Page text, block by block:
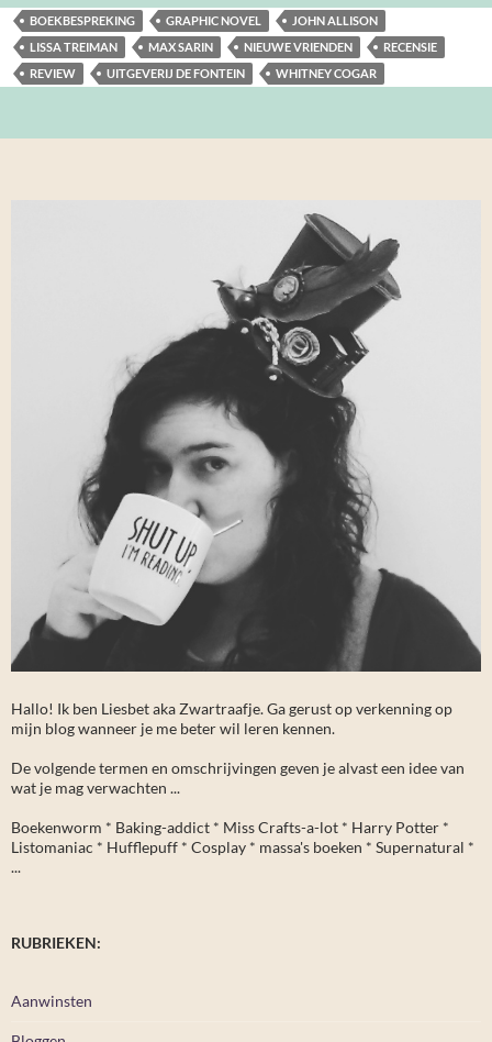
BOEKBESPREKING GRAPHIC NOVEL
JOHN ALLISON
LISSA TREIMAN
MAX SARIN NIEUWE VRIENDEN
RECENSIE
REVIEW
UITGEVERIJ DE FONTEIN WHITNEY COGAR
Hallo! Ik ben Liesbet aka Zwartraafje. Ga gerust op verkenning op
mijn blog wanneer je me beter wil leren kennen.
De volgende termen en omschrijvingen geven je alvast een idee van
wat je mag verwachten ...
Boekenworm * Baking-addict * Miss Crafts-a-lot * Harry Potter *
Listomaniac * Hufflepuff * Cosplay * massa's boeken * Supernatural *
...
RUBRIEKEN:
Aanwinsten